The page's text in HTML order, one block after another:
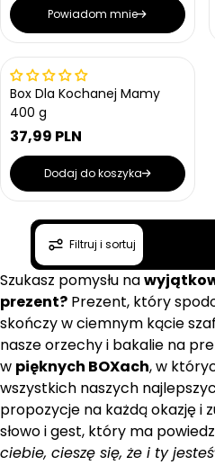
n
a
e
g
u
l
a
n
a
Powiadom mnie
Wrażliwe na ciepło
Box Dla Kochanej Mamy
400 g
C
e
n
a
l
a
r
n
a
37,99 PLN
Dodaj do koszyka
Filtruj i sortuj
Szukasz pomysłu na
prezent? Prezent, który
skończy w ciemnym kącie
nasze orzechy i bakalie na
w pięknych BOXach, w
wszystkich naszych
propozycje na każdą okazję i
słowo i gest, który ma
ciebie, cieszę się, że i ty jesteś